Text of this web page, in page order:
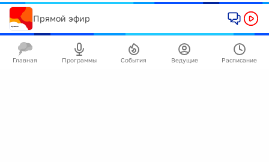
Прямой эфир
Главная Программы События Ведущие Расписание